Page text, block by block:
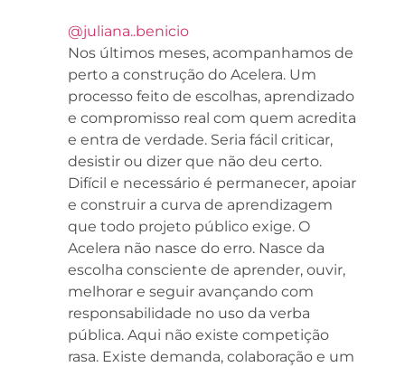
@juliana..benicio
Nos últimos meses, acompanhamos de
perto a construção do Acelera. Um
processo feito de escolhas, aprendizado
e compromisso real com quem acredita
e entra de verdade. Seria fácil criticar,
desistir ou dizer que não deu certo.
Difícil e necessário é permanecer, apoiar
e construir a curva de aprendizagem
que todo projeto público exige. O
Acelera não nasce do erro. Nasce da
escolha consciente de aprender, ouvir,
melhorar e seguir avançando com
responsabilidade no uso da verba
pública. Aqui não existe competição
rasa. Existe demanda, colaboração e um